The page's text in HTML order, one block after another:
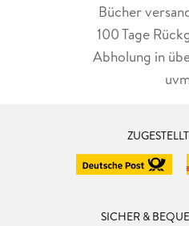
Bücher
100 Tage
Abholung in
SICHER &